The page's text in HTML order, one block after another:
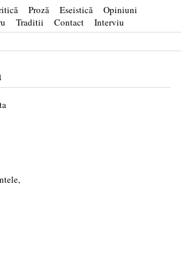
Proză Eseistică
Opiniuni
Traditii Contact Interviu